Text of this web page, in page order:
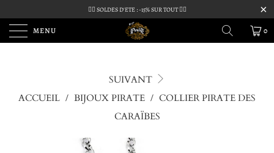
🏴‍☠️ SOLDES D'ETE : -15% SUR TOUT 🏴‍☠️
MENU 0
SUIVANT
ACCUEIL / BIJOUX PIRATE / COLLIER PIRATE DES
CARAÏBES